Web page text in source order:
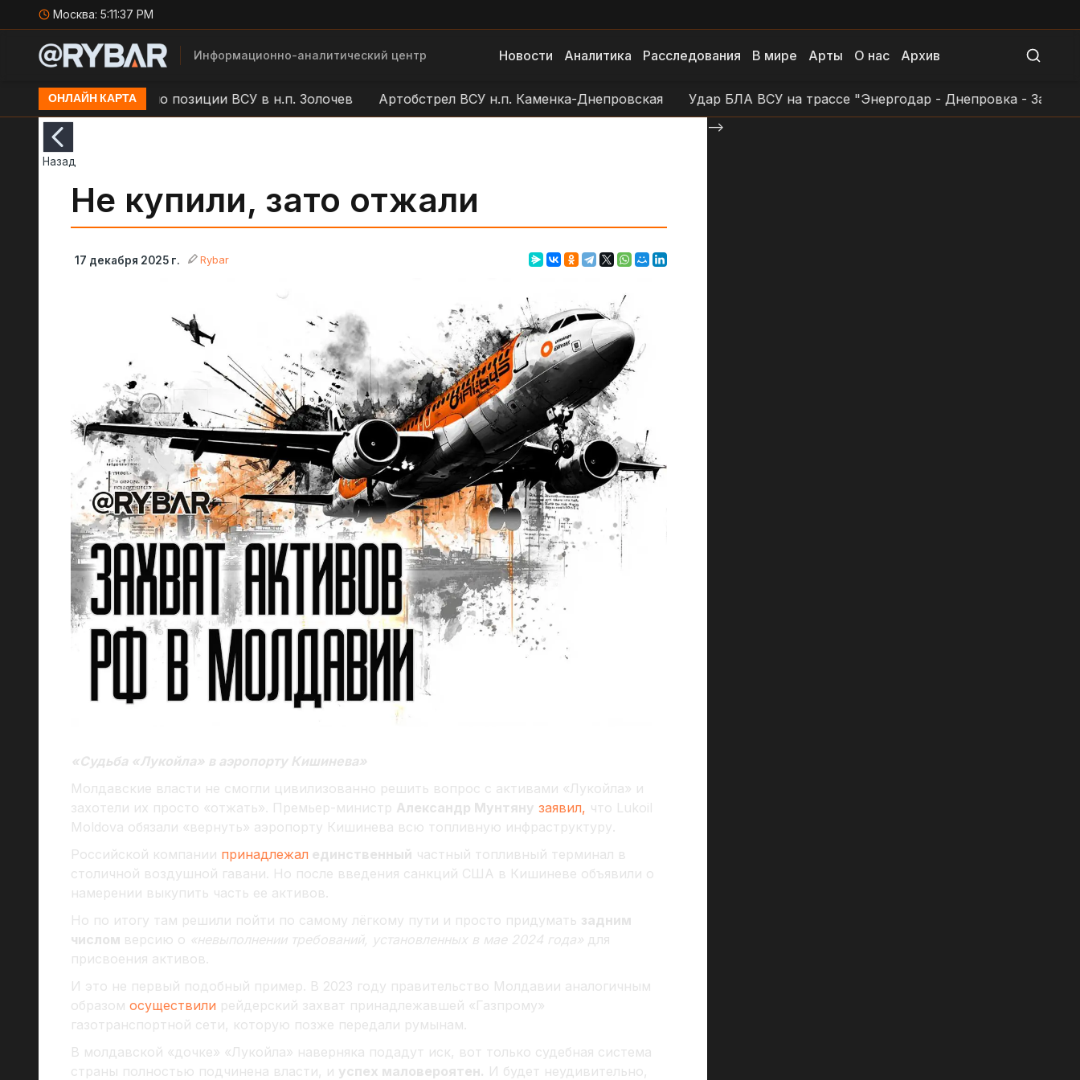
Москва: 5:11:38 PM
Информационно-аналитический центр Новости Аналитика Расследования В мире Арты О нас Архив
ОНЛАЙН КАРТА
БЛА "Молния" по позиции ВСУ в н.п. Золочев Артобстрел ВСУ н.п. Каменка-Днепровская Удар БЛА ВСУ на трассе "Энергодар - Днепровка - Заповетное
Назад
Не купили, зато отжали
17 декабря 2025 г. Rybar
«Судьба «Лукойла» в аэропорту Кишинева»
Молдавские власти не смогли цивилизованно решить вопрос с активами «Лукойла» и
захотели их просто «отжать». Премьер-министр Александр Мунтяну заявил, что Lukoil
Moldova обязали «вернуть» аэропорту Кишинева всю топливную инфраструктуру.
Российской компании принадлежал единственный частный топливный терминал в
столичной воздушной гавани. Но после введения санкций США в Кишиневе объявили о
намерении выкупить часть ее активов.
Но по итогу там решили пойти по самому лёгкому пути и просто придумать задним
числом версию о «невыполнении требований, установленных в мае 2024 года» для
присвоения активов.
И это не первый подобный пример. В 2023 году правительство Молдавии аналогичным
образом осуществили рейдерский захват принадлежавшей «Газпрому»
газотранспортной сети, которую позже передали румынам.
В молдавской «дочке» «Лукойла» наверняка подадут иск, вот только судебная система
страны полностью подчинена власти, и успех маловероятен. И будет неудивительно,
-->